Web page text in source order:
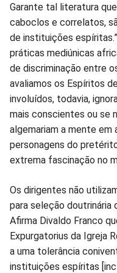
Garante tal literatura
caboclos e correlatos,
de instituições
práticas mediúnicas
de discriminação entre
avaliamos os Espíritos
involuídos, todavia,
mais conscientes ou se
algemariam a mente
personagens do
extrema fascinação no
Os dirigentes não
para seleção
Afirma Divaldo Franco
Expurgatorius da Igreja
a uma tolerância
instituições espíritas